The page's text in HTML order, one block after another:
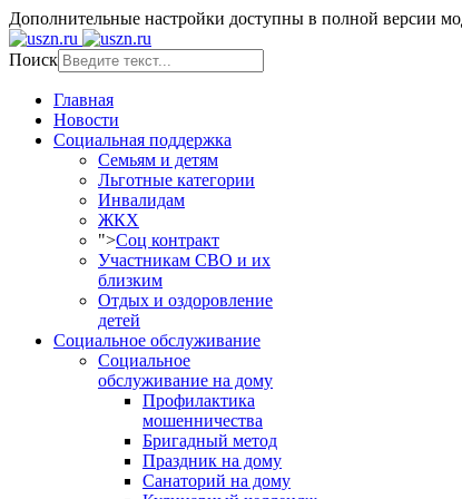
Дополнительные настройки доступны в полной версии
Поиск
Главная
Новости
Социальная поддержка
Семьям и детям
Льготные категории
Инвалидам
ЖКХ
">Соц контракт
Участникам СВО и их
близким
Отдых и оздоровление
детей
Социальное обслуживание
Социальное
обслуживание на дому
Профилактика
мошенничества
Бригадный метод
Праздник на дому
Санаторий на дому